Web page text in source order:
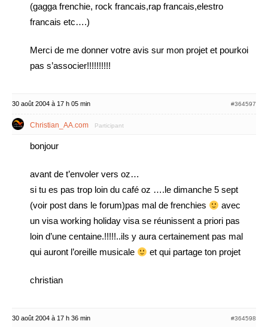
(gagga frenchie, rock francais,rap francais,elestro
francais etc….)
Merci de me donner votre avis sur mon projet et pourkoi
pas s’associer!!!!!!!!!!
30 août 2004 à 17 h 05 min #364597
Christian_AA.com Participant
bonjour
avant de t’envoler vers oz…
si tu es pas trop loin du café oz ….le dimanche 5 sept
(voir post dans le forum)pas mal de frenchies
avec
un visa working holiday visa se réunissent a priori pas
loin d’une centaine.!!!!!..ils y aura certainement pas mal
qui auront l’oreille musicale
et qui partage ton projet
christian
30 août 2004 à 17 h 36 min #364598